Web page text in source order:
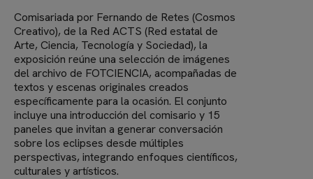
Comisariada por Fernando de Retes (Cosmos
Creativo), de la Red ACTS (Red estatal de
Arte, Ciencia, Tecnología y Sociedad), la
exposición reúne una selección de imágenes
del archivo de FOTCIENCIA, acompañadas de
textos y escenas originales creados
específicamente para la ocasión. El conjunto
incluye una introducción del comisario y 15
paneles que invitan a generar conversación
sobre los eclipses desde múltiples
perspectivas, integrando enfoques científicos,
culturales y artísticos.